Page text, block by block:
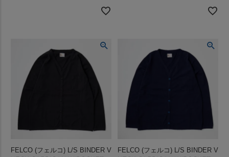
FELCO (フェルコ) L/S BINDER V
FELCO (フェルコ) L/S BINDER V